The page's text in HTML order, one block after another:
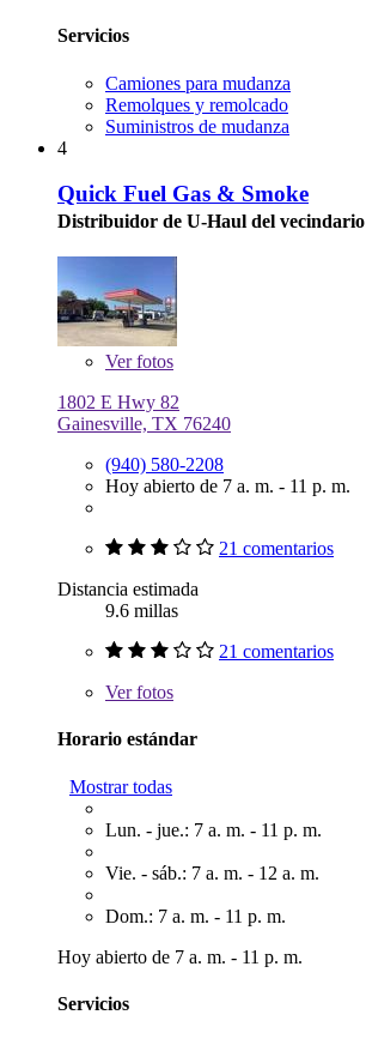
Servicios
Camiones para mudanza
Remolques y remolcado
Suministros de mudanza
4
Quick Fuel Gas & Smoke
Distribuidor de U-Haul del vecindario
Verfotos
1802 E Hwy 82
Gainesville, TX 76240
(940) 580-2208
Hoy abierto de 7 a. m. - 11 p. m.
21 comentarios
Distancia estimada
9.6 millas
21 comentarios
Verfotos
Horario estándar
Mostrar todas
Lun. - jue.: 7 a. m. - 11 p. m.
Vie. - sáb.: 7 a. m. - 12 a. m.
Dom.: 7 a. m. - 11 p. m.
Hoy abierto de 7 a. m. - 11 p. m.
Servicios